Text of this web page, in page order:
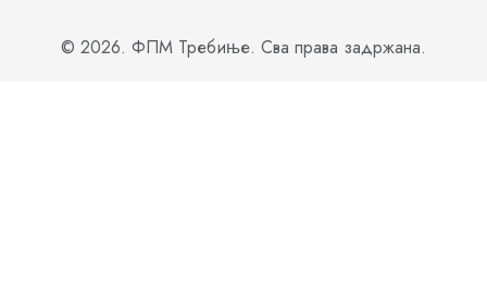
© 2026. ФПМ Требиње. Сва права задржана.